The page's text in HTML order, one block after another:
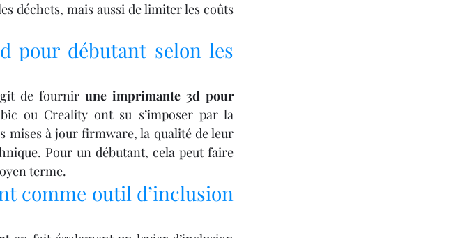
déchets, mais aussi de limiter les coûts
pour débutant selon les
de fournir une imprimante 3d pour
ou Creality ont su s’imposer par la
mises à jour firmware, la qualité de leur
Pour un débutant, cela peut faire
terme.
comme outil d’inclusion